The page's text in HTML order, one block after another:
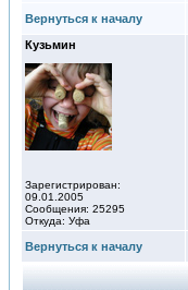
Вернуться к началу
Кузьмин
Зарегистрирован:
09.01.2005
Сообщения: 25295
Откуда: Уфа
Вернуться к началу